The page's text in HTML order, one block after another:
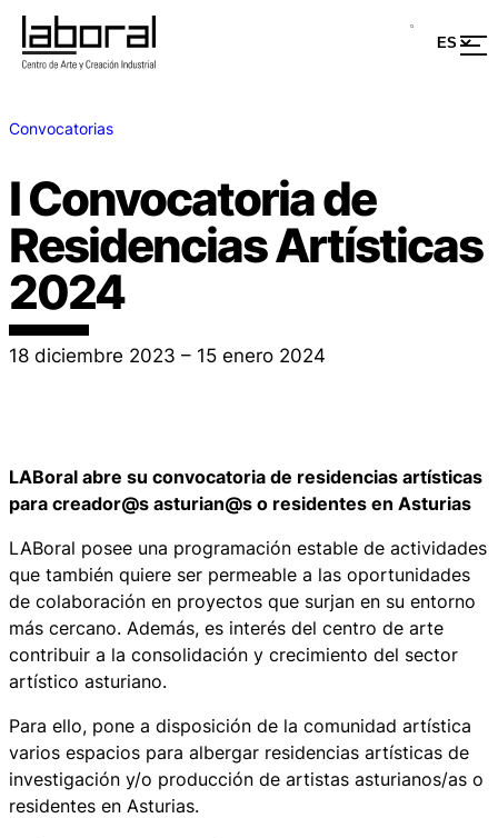
Convocatorias
I Convocatoria de
Residencias Artísticas
2024
18 diciembre 2023 – 15 enero 2024
LABoral abre su convocatoria de residencias artísticas
para creador@s asturian@s o residentes en Asturias
LABoral posee una programación estable de actividades
que también quiere ser permeable a las oportunidades
de colaboración en proyectos que surjan en su entorno
más cercano. Además, es interés del centro de arte
contribuir a la consolidación y crecimiento del sector
artístico asturiano.
Para ello, pone a disposición de la comunidad artística
varios espacios para albergar residencias artísticas de
investigación y/o producción de artistas asturianos/as o
residentes en Asturias.